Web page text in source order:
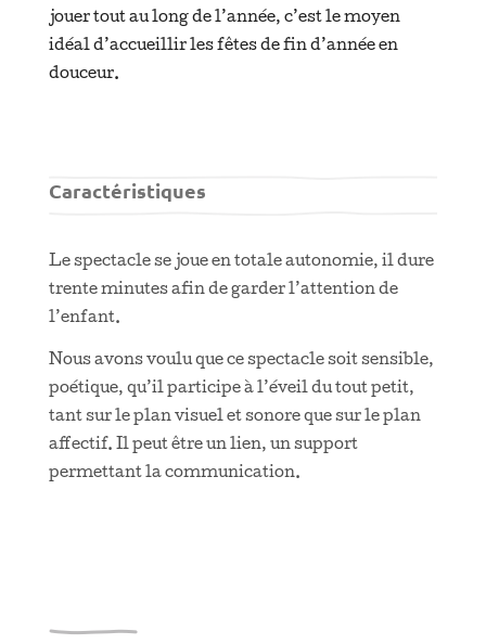
jouer tout au long de l’année, c’est le moyen
idéal d’accueillir les fêtes de fin d’année en
douceur.
Caractéristiques
Le spectacle se joue en totale autonomie, il dure
trente minutes afin de garder l’attention de
l’enfant.
Nous avons voulu que ce spectacle soit sensible,
poétique, qu’il participe à l’éveil du tout petit,
tant sur le plan visuel et sonore que sur le plan
affectif. Il peut être un lien, un support
permettant la communication.